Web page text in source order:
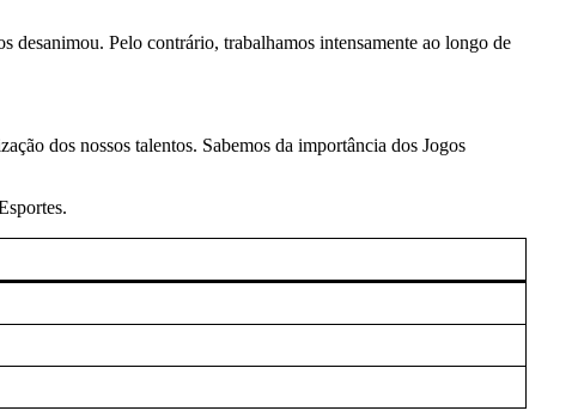
desanimou. Pelo contrário, trabalhamos intensamente ao longo de
dos nossos talentos. Sabemos da importância dos Jogos